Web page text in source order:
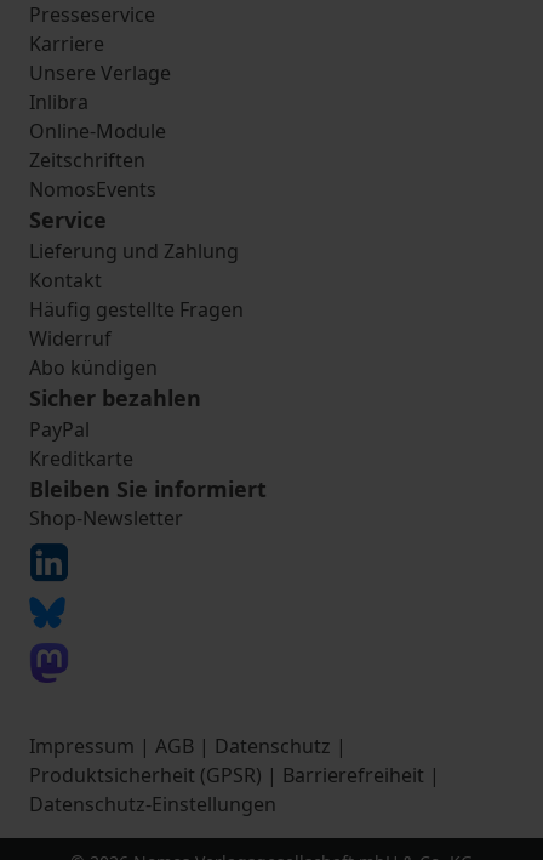
Presseservice
Karriere
Unsere Verlage
Inlibra
Online-Module
Zeitschriften
NomosEvents
Service
Lieferung und Zahlung
Kontakt
Häufig gestellte Fragen
Widerruf
Abo kündigen
Sicher bezahlen
PayPal
Kreditkarte
Bleiben Sie informiert
Shop-Newsletter
Impressum | AGB | Datenschutz |
Produktsicherheit (GPSR) | Barrierefreiheit |
Datenschutz-Einstellungen